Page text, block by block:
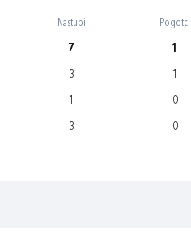
Nastupi Pogotci
7 1
3 1
1 0
3 0